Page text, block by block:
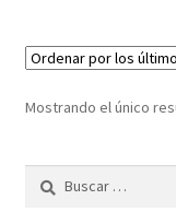
Mostrando el único